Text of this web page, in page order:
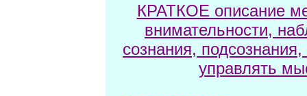
КРАТКОЕ описание
внимательности,
сознания,
управлять